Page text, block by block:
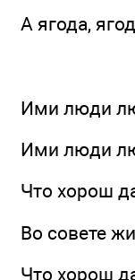
А ягода,
Ими люди
Ими люди
Что хорош
Во совете
Что хорош